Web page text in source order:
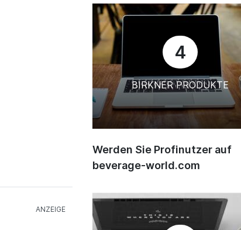
4
BIRKNER PRODUKTE
Werden Sie Profinutzer auf
beverage-world.com